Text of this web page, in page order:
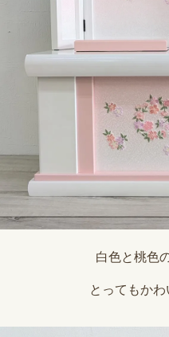
白色と桃色
とってもかわ